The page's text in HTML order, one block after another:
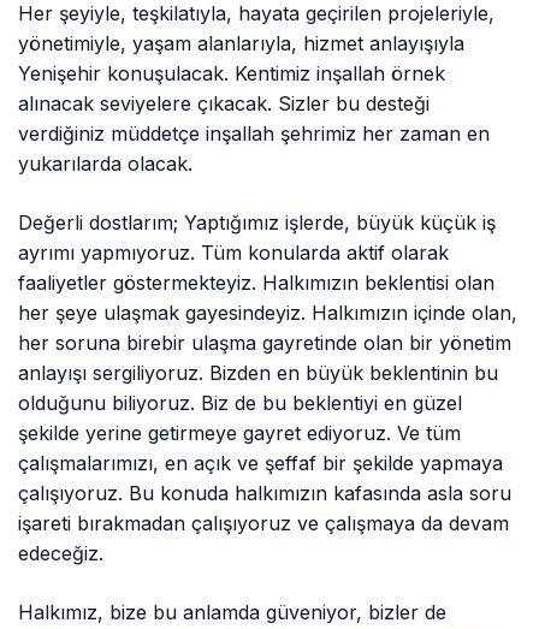
Her şeyiyle, teşkilatıyla, hayata geçirilen projeleriyle,
yönetimiyle, yaşam alanlarıyla, hizmet anlayışıyla
Yenişehir konuşulacak. Kentimiz inşallah örnek
alınacak seviyelere çıkacak. Sizler bu desteği
verdiğiniz müddetçe inşallah şehrimiz her zaman en
yukarılarda olacak.
Değerli dostlarım; Yaptığımız işlerde, büyük küçük iş
ayrımı yapmıyoruz. Tüm konularda aktif olarak
faaliyetler göstermekteyiz. Halkımızın beklentisi olan
her şeye ulaşmak gayesindeyiz. Halkımızın içinde olan,
her soruna birebir ulaşma gayretinde olan bir yönetim
anlayışı sergiliyoruz. Bizden en büyük beklentinin bu
olduğunu biliyoruz. Biz de bu beklentiyi en güzel
şekilde yerine getirmeye gayret ediyoruz. Ve tüm
çalışmalarımızı, en açık ve şeffaf bir şekilde yapmaya
çalışıyoruz. Bu konuda halkımızın kafasında asla soru
işareti bırakmadan çalışıyoruz ve çalışmaya da devam
edeceğiz.
Halkımız, bize bu anlamda güveniyor, bizler de